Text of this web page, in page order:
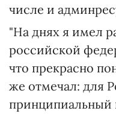
числе и
"На днях я имел
российской
что прекрасно
же отмечал: для
принципиальный